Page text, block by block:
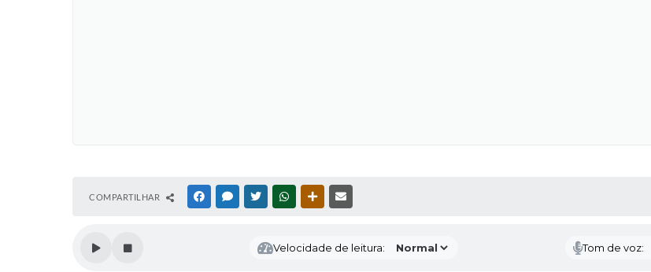
COMPARTILHAR FACEBOOKMESSENGER
TWITTERWHATSAPPOUTRAS MÍDIAS
Velocidade de leitura: Tom de voz: